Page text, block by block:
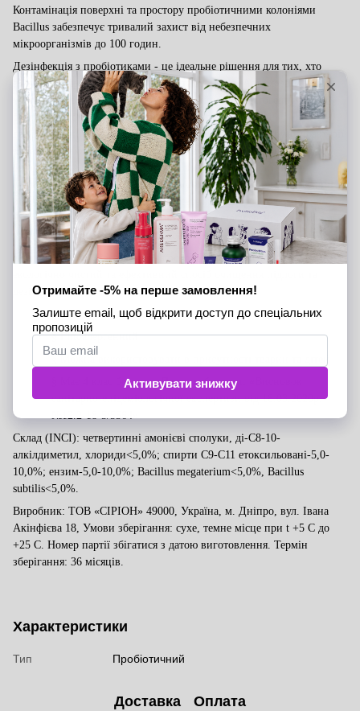
Контамінація поверхні та простору пробіотичними колоніями
Bacillus забезпечує тривалий захист від небезпечних
мікроорганізмів до 100 годин.
Дезінфекція з пробіотиками - це ідеальне рішення для тих, хто
піклується про справжню чистоту та здоров’я. Авжеж звичайні
хімічні засоби дезінфекції не здатні руйнувати патогенні
біоплівки, тому надають достатньо короткотривалий
дезінфікуючий ефект на 1-1,5 години. Після чого недружні бактерії
знов починають активно розмножуватися. До того, віруси та
бактерії дуже швидко адаптуються до дії цих продуктів, що
призводить до необхідності використовувати все більш агресивні
хімічні формули, які стають небезпечні для здоров’я людини.
Близько 18% населення планети страждає від алергій на побутову
хімію і цей відсоток постійно зростає.
­Sviteco® PIP Interior Cleaner
на основі пробіотиків пропонує
дезінфекції.
§Не подразнює органи дихання та шкіру
§Гіпоалергенний
Має 4 клас безпеки. Паспорт безпеки: «Висновок
санітарно-епідеміологічної експертизи від 18.03.2020р.
Склад (INCI): четвертинні амонієві сполуки , ді-С8-10-
алкілдиметил, хлориди<5,0%; спирти С9-С11 етоксильовані-5,0-
10,0%; ензим-5,0-10,0%; Bacillus megaterium<5,0%, Bacillus
subtilis<5,0%.
Виробник: ТОВ «СІРІОН» 49000, Україна, м. Дніпро, вул. Івана
Акінфієва 18, Умови зберігання: сухе, темне місце при t +5 C до
+25 C. Номер партії збігатися з датою виготовлення. Термін
зберігання: 36 місяців.
Характеристики
Тип Пробіотичний
Доставка Оплата